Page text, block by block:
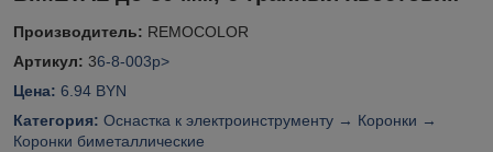
Производитель: REMOCOLOR
Артикул: 36-8-003p>
Цена: 6.94 BYN
Категория: Оснастка к электроинструменту → Коронки →
Коронки биметаллические